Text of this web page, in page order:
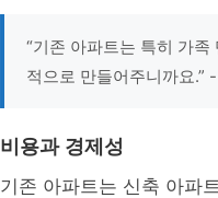
“기존 아파트는 특히 가
적으로 만들어주니까요.”
비용과 경제성
기존 아파트는 신축 아파